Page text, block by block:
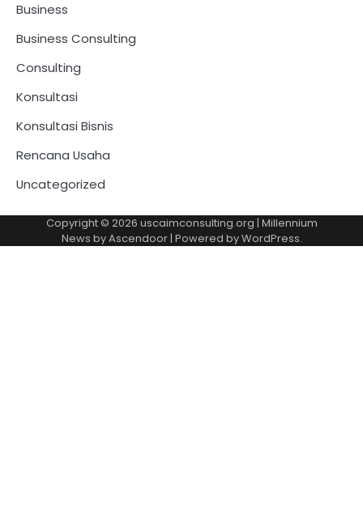
Business
Business Consulting
Consulting
Konsultasi
Konsultasi Bisnis
Rencana Usaha
Uncategorized
Copyright © 2026 uscaimconsulting.org | Millennium
News byAscendoor| Powered byWordPress.